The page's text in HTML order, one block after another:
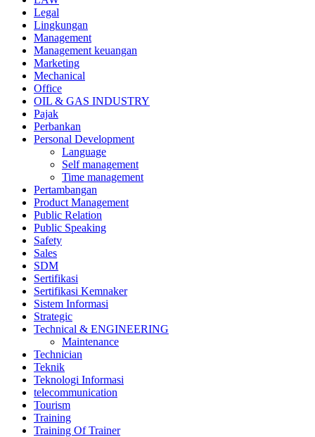
Legal
Lingkungan
Management
Management keuangan
Marketing
Mechanical
Office
OIL & GAS INDUSTRY
Pajak
Perbankan
Personal Development
Language
Self management
Time management
Pertambangan
Product Management
Public Relation
Public Speaking
Safety
Sales
SDM
Sertifikasi
Sertifikasi Kemnaker
Sistem Informasi
Strategic
Technical & ENGINEERING
Maintenance
Technician
Teknik
Teknologi Informasi
telecommunication
Tourism
Training
Training Of Trainer